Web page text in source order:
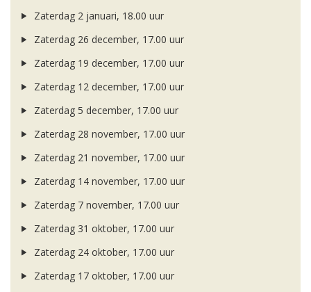
Zaterdag 2 januari, 18.00 uur
Zaterdag 26 december, 17.00 uur
Zaterdag 19 december, 17.00 uur
Zaterdag 12 december, 17.00 uur
Zaterdag 5 december, 17.00 uur
Zaterdag 28 november, 17.00 uur
Zaterdag 21 november, 17.00 uur
Zaterdag 14 november, 17.00 uur
Zaterdag 7 november, 17.00 uur
Zaterdag 31 oktober, 17.00 uur
Zaterdag 24 oktober, 17.00 uur
Zaterdag 17 oktober, 17.00 uur